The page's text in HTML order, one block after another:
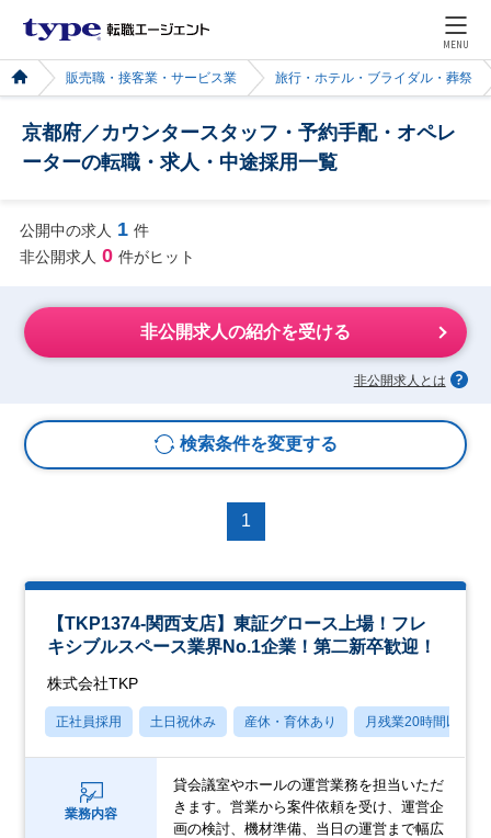
MENU
販売職・接客業・サービス業 旅行・ホテル・ブライダル・葬祭
京都府／カウンタースタッフ・予約手配・オペレ
ーターの転職・求人・中途採用一覧
公開中の求人 1 件
非公開求人 0 件がヒット
非公開求人の紹介を受ける
非公開求人とは
検索条件を変更する
1
【TKP1374-関西支店】東証グロース上場！フレ
キシブルスペース業界No.1企業！第二新卒歓迎！
株式会社TKP
正社員採用 土日祝休み 産休・育休あり 月残業20時間以内
業務内容
貸会議室やホールの運営業務を担当いただ
きます。営業から案件依頼を受け、運営企
画の検討、機材準備、当日の運営まで幅広